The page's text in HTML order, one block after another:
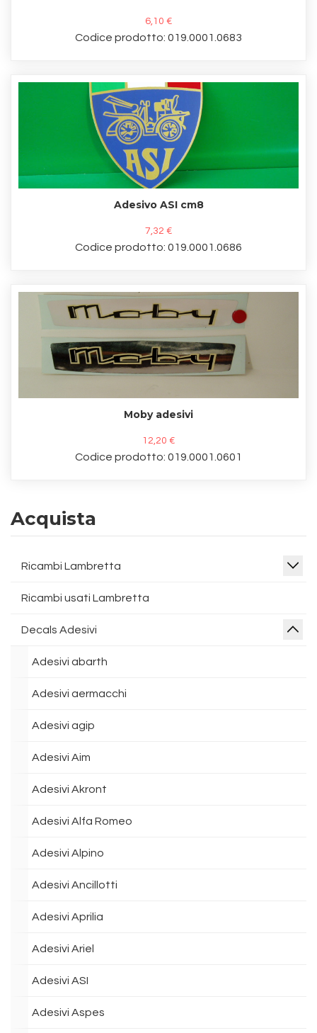
6,10 €
Codice prodotto: 019.0001.0683
Adesivo ASI cm8
7,32 €
Codice prodotto: 019.0001.0686
Moby adesivi
12,20 €
Codice prodotto: 019.0001.0601
Acquista
Ricambi Lambretta
Ricambi usati Lambretta
Decals Adesivi
Adesivi abarth
Adesivi aermacchi
Adesivi agip
Adesivi Aim
Adesivi Akront
Adesivi Alfa Romeo
Adesivi Alpino
Adesivi Ancillotti
Adesivi Aprilia
Adesivi Ariel
Adesivi ASI
Adesivi Aspes